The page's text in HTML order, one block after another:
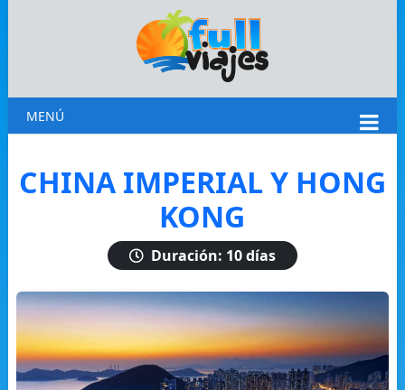
MENÚ
CHINA IMPERIAL Y HONG
KONG
Duración: 10 días